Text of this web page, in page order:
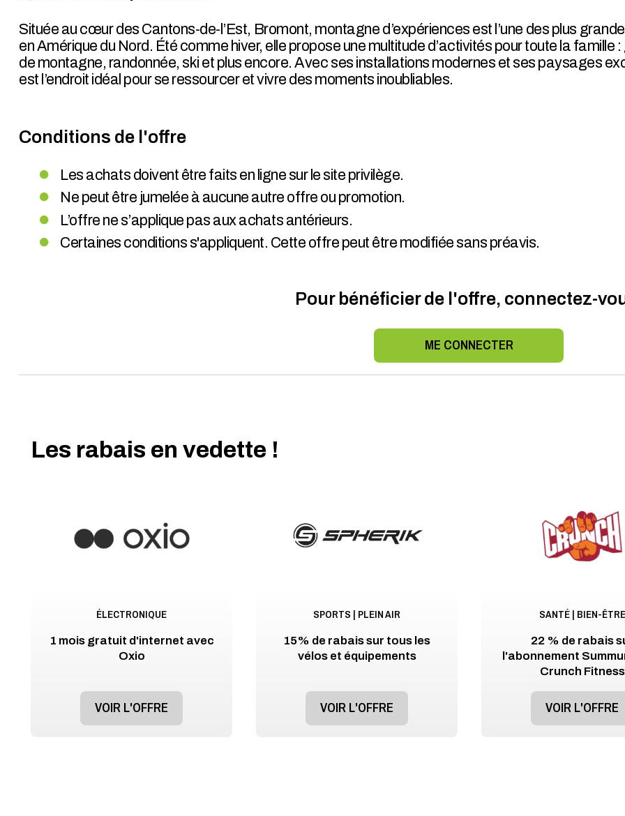
Située au cœur des Cantons-de-l’Est, Bromont, montagne d’expériences est l’une des plus
en Amérique du Nord. Été comme hiver, elle propose une multitude d’activités pour toute la famille :
de montagne, randonnée, ski et plus encore. Avec ses installations modernes et ses paysages
est l’endroit idéal pour se ressourcer et vivre des moments inoubliables.
Conditions de l'offre
Les achats doivent être faits en ligne sur le site privilège.
Ne peut être jumelée à aucune autre offre ou promotion.
L’offre ne s’applique pas aux achats antérieurs.
Certaines conditions s'appliquent. Cette offre peut être modifiée sans préavis.
Pour bénéficier de l'offre, connectez-
ME CONNECTER
Les rabais en vedette !
ÉLECTRONIQUE
1 mois gratuit d'internet avec
Oxio
VOIR L'OFFRE
SPORTS | PLEIN AIR
15% de rabais sur tous les
vélos et équipements
VOIR L'OFFRE
SANTÉ | BIEN-ÊTRE
22 % de rabais
l'abonnement
Crunch Fitness
VOIR L'OFFRE